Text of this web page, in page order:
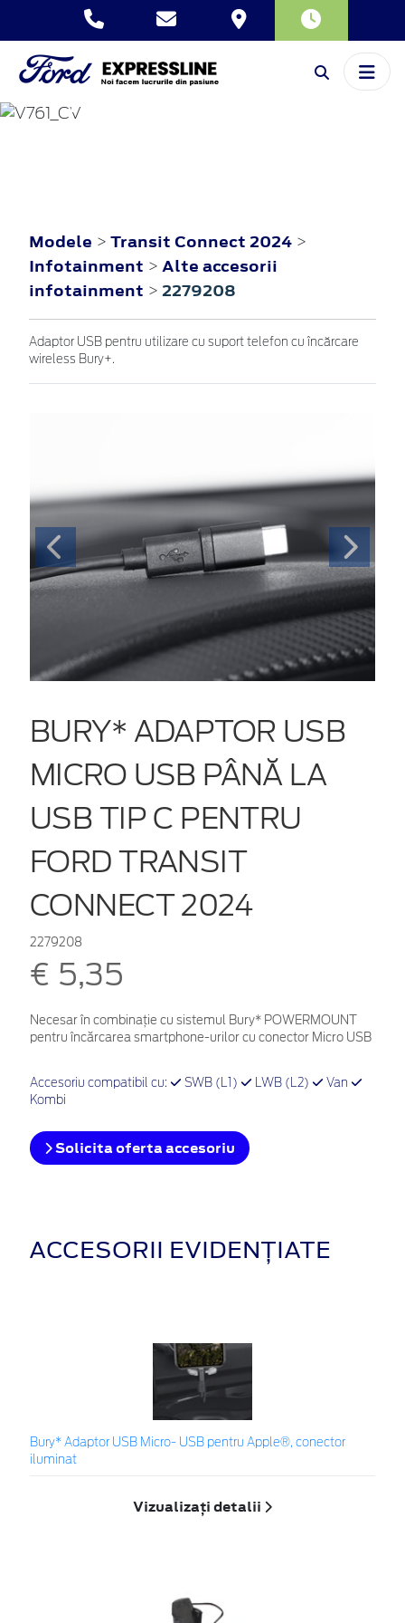
TRANSIT CONNECT
Modele > Transit Connect 2024 >
Infotainment > Alte accesorii
infotainment > 2279208
Adaptor USB pentru utilizare cu suport telefon cu încărcare
wireless Bury+.
BURY* ADAPTOR USB
MICRO USB PÂNĂ LA
USB TIP C PENTRU
FORD TRANSIT
CONNECT 2024
2279208
€ 5,35
Necesar în combinație cu sistemul Bury* POWERMOUNT
pentru încărcarea smartphone-urilor cu conector Micro USB
Accesoriu compatibil cu: SWB (L1) LWB (L2)
Van
Kombi
Solicita oferta accesoriu
ACCESORII EVIDENȚIATE
Bury* Adaptor USB Micro- USB pentru Apple®, conector
iluminat
Vizualizați detalii